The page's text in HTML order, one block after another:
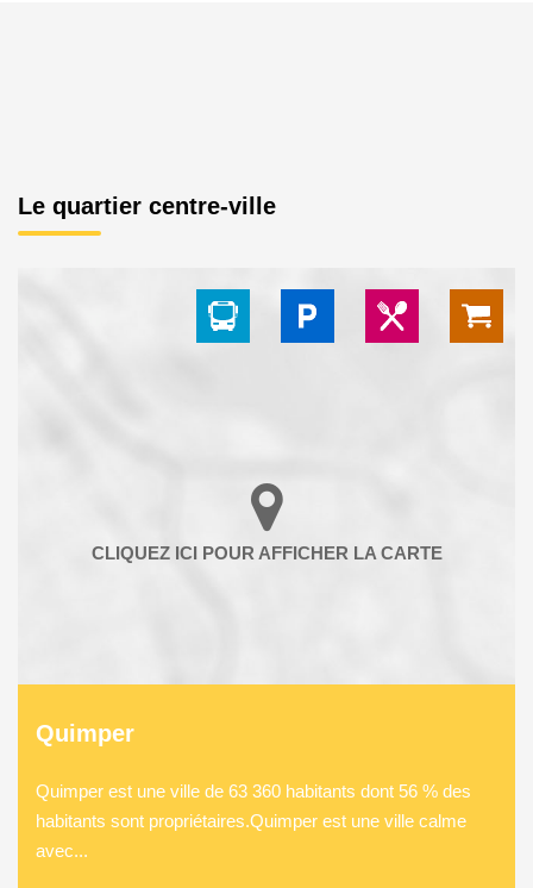
Le quartier centre-ville
Quimper
Quimper est une ville de 63 360 habitants dont 56 % des
habitants sont propriétaires.Quimper est une ville calme
avec...